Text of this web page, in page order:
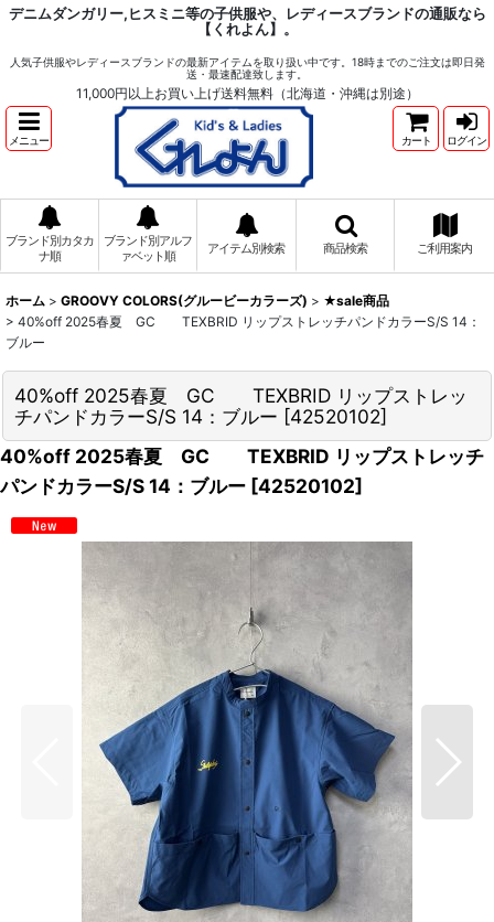
デニムダンガリー,ヒスミニ等の子供服や、レディースブランドの通販なら
【くれよん】。
人気子供服やレディースブランドの最新アイテムを取り扱い中です。18時までのご注文は即日発
送・最速配達致します。
11,000円以上お買い上げ送料無料（北海道・沖縄は別途）
メニュー カート ログイン
ブランド別カタカ
ナ順
ブランド別アルフ
ァベット順
アイテム別検索 商品検索 ご利用案内
ホーム > GROOVY COLORS(グルービーカラーズ) > ★sale商品
> 40%off 2025春夏 GC TEXBRID リップストレッチパンドカラーS/S 14：
ブルー
40%off 2025春夏 GC TEXBRID リップストレッ
チパンドカラーS/S 14：ブルー [42520102]
40%off 2025春夏 GC TEXBRID リップストレッチ
パンドカラーS/S 14：ブルー [42520102]